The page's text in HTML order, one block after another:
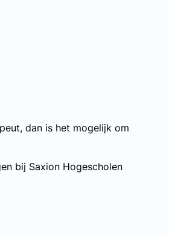
dan is het mogelijk om
bij Saxion Hogescholen